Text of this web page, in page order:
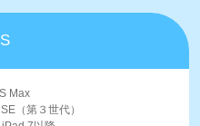
Max
（第３世代）